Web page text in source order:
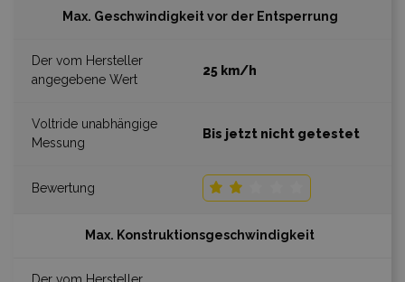
Max. Geschwindigkeit vor der Entsperrung
25 km/h
Bis jetzt nicht getestet
Max. Konstruktionsgeschwindigkeit